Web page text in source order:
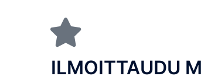
ILMOITTAUDU